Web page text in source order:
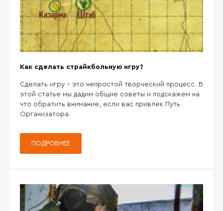
Как сделать страйкбольную игру?
Сделать игру - это непростой творческий процесс. В
этой статье мы дадим общие советы и подскажем на
что обратить внимание, если вас привлек Путь
Организатора.
ПОДРОБНЕЕ